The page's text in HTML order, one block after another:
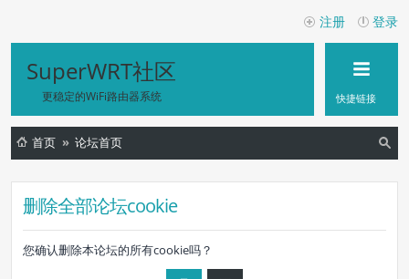
登录
注册
SuperWRT社区
更稳定的WiFi路由器系统 快捷链接
首页
论坛首页
删除全部论坛cookie
您确认删除本论坛的所有cookie吗？